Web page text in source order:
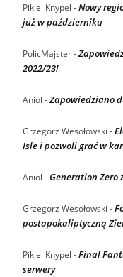
Pikiel Knypel -Nowy
już w październiku
PolicMajster-
2022/23!
Aniol -Zapowiedziano
Grzegorz Wesołowski -
Isle i pozwoli grać w
Aniol -Generation Zero
Grzegorz Wesołowski -
postapokaliptyczną
Pikiel Knypel -Final
serwery